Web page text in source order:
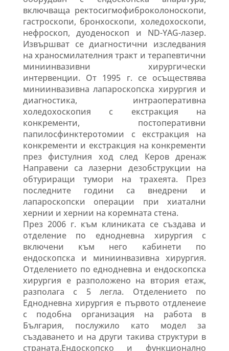
включваща ректосигмофиброколоноскопи,
гастроскопи, бронхоскопи, холедохоскопи,
нефроскоп, дуоденоскоп и ND-YAG-лазер.
Извършват се диагностични изследвания
на храносмилателния тракт и терапевтични
миниинвазивни хирургически
интервенции. От 1995 г. се осъществява
миниинвазивна лапароскопска хирургия и
диагностика, интраоперативна
холедохоскопия с екстракция на
конкременти, постоперативни
папилосфинктеротомии с екстракция на
конкременти и екстракция на конкременти
през фистулния ход след Керов дренаж
Направени са лазерни дезобструкции на
обтуриращи тумори на трахеята. През
последните години са внедрени и
лапароскопски операции при хиатални
хернии и хернии на коремната стена.
През 2006 г. към клиниката се създава и
отделение по еднодневна хирургия с
включени към него кабинети по
ендоскопска и миниинвазивна хирургия.
Отделението по еднодневна и ендоскопска
хирургия е разположено на втория етаж,
разполага с 5 легла. Отделението по
Еднодневна хирургия е първото отдленеие
с подобна организация на работа в
България, послужило като модел за
създаването и на други такива структури в
страната.Ендоскопско и функционално